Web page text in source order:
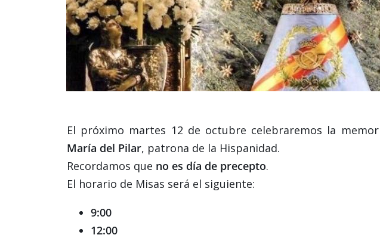
El próximo martes 12 de octubre celebraremos la
María del Pilar, patrona de la Hispanidad.
Recordamos que no es día de precepto.
El horario de Misas será el siguiente:
9:00
12:00